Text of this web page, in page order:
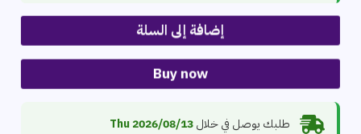
إضافة إلى السلة
Buy now
طلبك يوصل في خلال2026/08/13 Thu